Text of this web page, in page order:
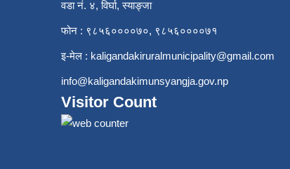
वडा नं. ४, विर्घा, स्याङ्जा
फोन : ९८५६००००७०, ९८५६००००७१
इ-मेल : kaligandakiruralmunicipality@gmail.com
info@kaligandakimunsyangja.gov.np
Visitor Count